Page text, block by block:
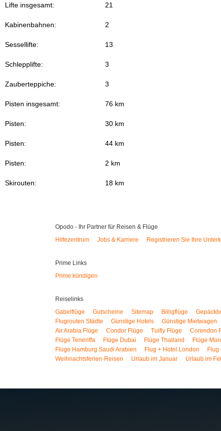
Lifte insgesamt: 21
Kabinenbahnen: 2
Sessellifte: 13
Schlepplifte: 3
Zauberteppiche: 3
Pisten insgesamt: 76 km
Pisten: 30 km
Pisten: 44 km
Pisten: 2 km
Skirouten: 18 km